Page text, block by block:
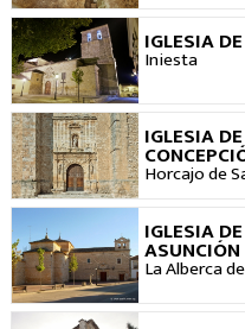
IGLESIA
Iniesta
IGLESIA
Horcajo de
IGLESIA
ASUNCIÓN
La Alberca